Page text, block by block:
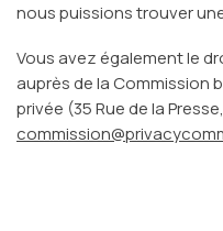
nous puissions trouver
Vous avez également le
auprès de la Commission
privée (35 Rue de la